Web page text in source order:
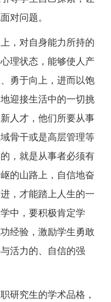
对问题。
，对自身能力所持的
理状态，能够使人产
勇于向上，进而以饱
迎接生活中的一切挑
人才，他们所要从事
骨干或是高层管理等
，就是从事者必须有
的山路上，自信地奋
，才能踏上人生的一
中，要积极肯定学
经验，激励学生勇敢
活力的、自信的强
研究生的学术品格，